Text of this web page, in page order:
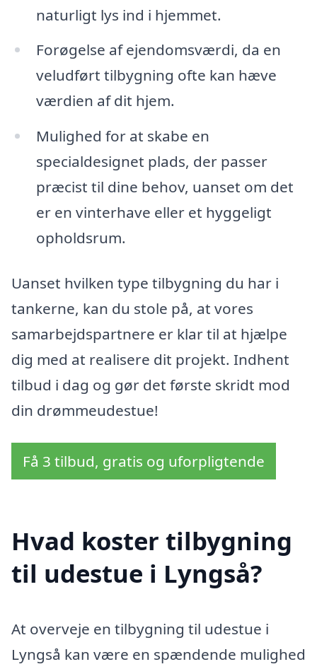
naturligt lys ind i hjemmet.
Forøgelse af ejendomsværdi, da en
veludført tilbygning ofte kan hæve
værdien af dit hjem.
Mulighed for at skabe en
specialdesignet plads, der passer
præcist til dine behov, uanset om det
er en vinterhave eller et hyggeligt
opholdsrum.
Uanset hvilken type tilbygning du har i
tankerne, kan du stole på, at vores
samarbejdspartnere er klar til at hjælpe
dig med at realisere dit projekt. Indhent
tilbud i dag og gør det første skridt mod
din drømmeudestue!
Få 3 tilbud, gratis og uforpligtende
Hvad koster tilbygning
til udestue i Lyngså?
At overveje en tilbygning til udestue i
Lyngså kan være en spændende mulighed